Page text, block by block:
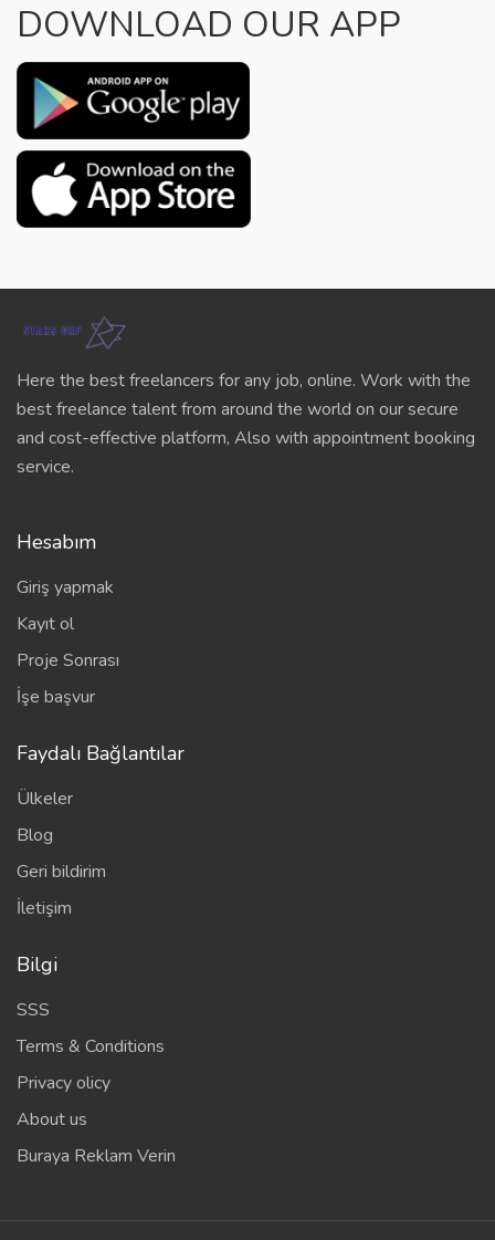
DOWNLOAD OUR APP
Here the best freelancers for any job, online. Work with the
best freelance talent from around the world on our secure
and cost-effective platform, Also with appointment booking
service.
Hesabım
Giriş yapmak
Kayıt ol
Proje Sonrası
İşe başvur
Faydalı Bağlantılar
Ülkeler
Blog
Geri bildirim
İletişim
Bilgi
SSS
Terms & Conditions
Privacy olicy
About us
Buraya Reklam Verin